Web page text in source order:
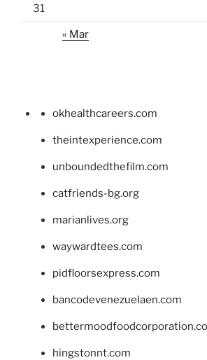
31
« Mar
okhealthcareers.com
theintexperience.com
unboundedthefilm.com
catfriends-bg.org
marianlives.org
waywardtees.com
pidfloorsexpress.com
bancodevenezuelaen.com
hingstonnt.com